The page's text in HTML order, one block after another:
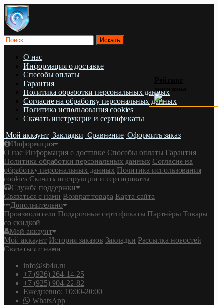
О нас
Информация о доставке
Cпособы оплаты
Гарантия
Политика обработки персональных данных
Согласие на обработку персональных данных
Политика использования cookies
Скачать инструкции и сертификаты
Мой аккаунт Закладки Сравнение Оформить заказ
Информация
О нас Информация о доставке Cпособы оплаты Гарантия
Политика обработки персональных данных Согласие на
обработку персональных данных Политика использования
cookies Скачать инструкции и сертификаты
Служба поддержки
Связаться с нами Возврат товара Карта сайта
Дополнительно
Производители Подарочные сертификаты Партнёры Товары
со скидкой
Мой аккаунт
Мой аккаунт История заказов Закладки Рассылка новостей
Связаться с нами
info@sb4u.ru
+7 (926) 264-14-25
+7 (925) 904-22-82
Ежедневно: 10:00-20:00
WhatsApp